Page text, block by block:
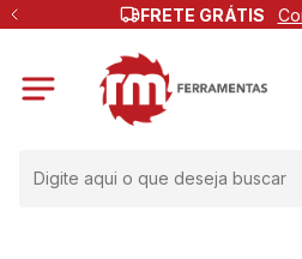
FRETE GRÁTIS